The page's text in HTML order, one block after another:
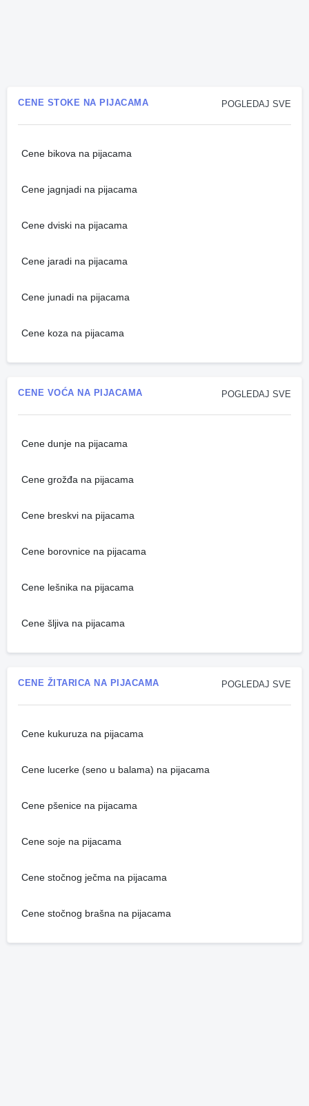
POGLEDAJ SVE
CENE STOKE NA PIJACAMA
Cene bikova na pijacama
Cene jagnjadi na pijacama
Cene dviski na pijacama
Cene jaradi na pijacama
Cene junadi na pijacama
Cene koza na pijacama
POGLEDAJ SVE
CENE VOĆA NA PIJACAMA
Cene dunje na pijacama
Cene grožđa na pijacama
Cene breskvi na pijacama
Cene borovnice na pijacama
Cene lešnika na pijacama
Cene šljiva na pijacama
POGLEDAJ SVE
CENE ŽITARICA NA PIJACAMA
Cene kukuruza na pijacama
Cene lucerke (seno u balama) na pijacama
Cene pšenice na pijacama
Cene soje na pijacama
Cene stočnog ječma na pijacama
Cene stočnog brašna na pijacama